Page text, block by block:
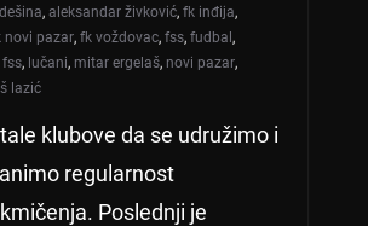
, aleksandar živković, fk inđija,
novi pazar, fk voždovac, fss, fudbal,
fss, lučani, mitar ergelaš, novi pazar,
lazić
klubove da se udružimo i
regularnost
Poslednji je